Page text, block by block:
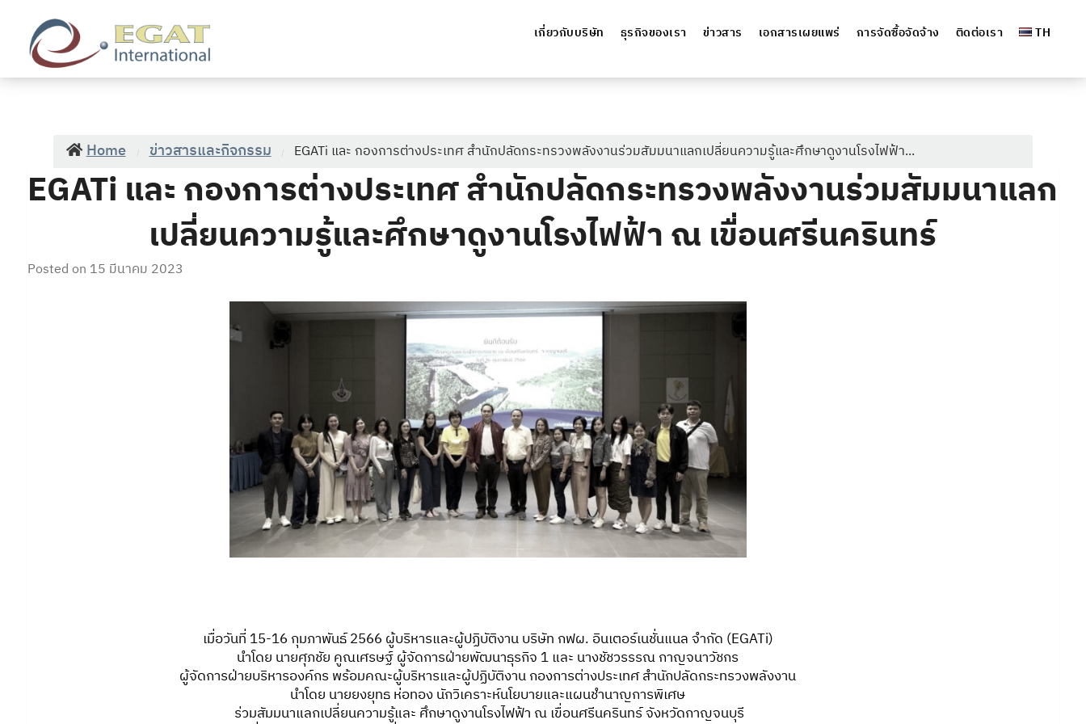
เกี่ยวกับบริษัท ธุรกิจของเรา ข่าวสาร เอกสารเผยแพร่ การจัดซื้อจัดจ้าง ติดต่อเรา TH
Home / ข่าวสารและกิจกรรม / EGATi และ กองการต่างประเทศ สำนักปลัดกระทรวงพลังงานร่วมสัมมนาแลกเปลี่ยนความรู้และศึกษาดูงานโรงไฟฟ้า...
EGATi และ กองการต่างประเทศ สำนักปลัดกระทรวงพลังงานร่วมสัมมนาแลก
เปลี่ยนความรู้และศึกษาดูงานโรงไฟฟ้า ณ เขื่อนศรีนครินทร์
Posted on 15 มีนาคม 2023
เมื่อวันที่ 15-16 กุมภาพันธ์ 2566 ผู้บริหารและผู้ปฏิบัติงาน บริษัท กฟผ. อินเตอร์เนชั่นแนล จำกัด (EGATi)
นำโดย นายศุภชัย คูณเศรษฐ์ ผู้จัดการฝ่ายพัฒนาธุรกิจ 1 และ นางชัชวรรรณ กาญจนาวัชกร
ผู้จัดการฝ่ายบริหารองค์กร พร้อมคณะผู้บริหารและผู้ปฏิบัติงาน กองการต่างประเทศ สำนักปลัดกระทรวงพลังงาน
นำโดย นายยงยุทธ ห่อทอง นักวิเคราะห์นโยบายและแผนชำนาญการพิเศษ
ร่วมสัมมนาแลกเปลี่ยนความรู้และ ศึกษาดูงานโรงไฟฟ้า ณ เขื่อนศรีนครินทร์ จังหวัดกาญจนบุรี